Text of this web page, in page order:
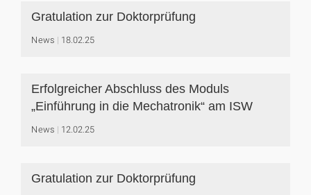
Gratulation zur Doktorprüfung
News 18.02.25
Erfolgreicher Abschluss des Moduls
„Einführung in die Mechatronik“ am ISW
News 12.02.25
Gratulation zur Doktorprüfung